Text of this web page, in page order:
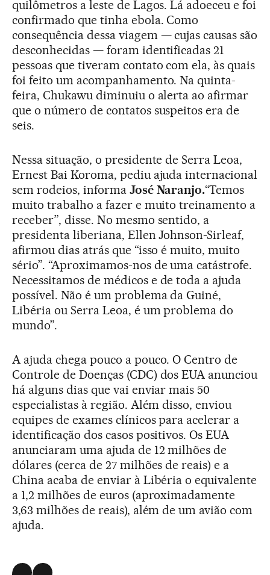
quilômetros a leste de Lagos. Lá adoeceu e foi
confirmado que tinha ebola. Como
consequência dessa viagem — cujas causas são
desconhecidas — foram identificadas 21
pessoas que tiveram contato com ela, às quais
foi feito um acompanhamento. Na quinta-
feira, Chukawu diminuiu o alerta ao afirmar
que o número de contatos suspeitos era de
seis.
Nessa situação, o presidente de Serra Leoa,
Ernest Bai Koroma, pediu ajuda internacional
sem rodeios, informa José Naranjo.“Temos
muito trabalho a fazer e muito treinamento a
receber”, disse. No mesmo sentido, a
presidenta liberiana, Ellen Johnson-Sirleaf,
afirmou dias atrás que “isso é muito, muito
sério”. “Aproximamos-nos de uma catástrofe.
Necessitamos de médicos e de toda a ajuda
possível. Não é um problema da Guiné,
Libéria ou Serra Leoa, é um problema do
mundo”.
A ajuda chega pouco a pouco. O Centro de
Controle de Doenças (CDC) dos EUA anunciou
há alguns dias que vai enviar mais 50
especialistas à região. Além disso, enviou
equipes de exames clínicos para acelerar a
identificação dos casos positivos. Os EUA
anunciaram uma ajuda de 12 milhões de
dólares (cerca de 27 milhões de reais) e a
China acaba de enviar à Libéria o equivalente
a 1,2 milhões de euros (aproximadamente
3,63 milhões de reais), além de um avião com
ajuda.